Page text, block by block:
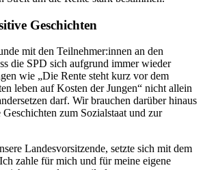
Geschichten
mit den Teilnehmer:innen an den
die SPD sich aufgrund immer wieder
wie „Die Rente steht kurz vor dem
leben auf Kosten der Jungen“ nicht allein
darf. Wir brauchen darüber hinaus
zum Sozialstaat und zur
Landesvorsitzende, setzte sich mit dem
zahle für mich und für meine eigene